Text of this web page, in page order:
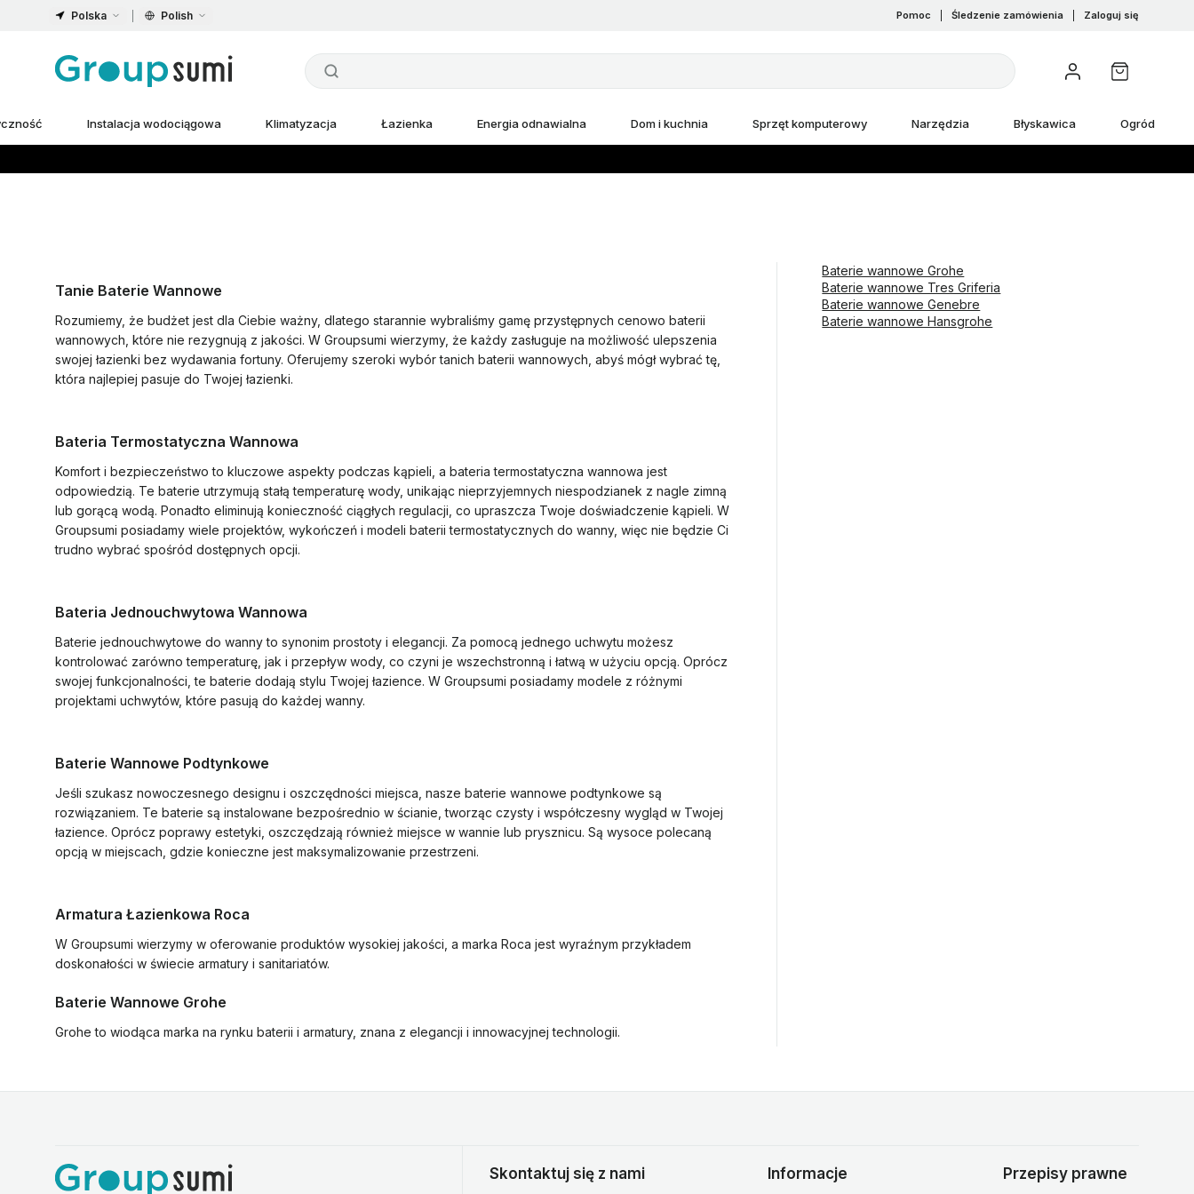
Polska Polish Pomoc Śledzenie zamówienia Zaloguj się
Instalacja wodociągowa Klimatyzacja Łazienka Energia odnawialna Dom i kuchnia Sprzęt komputerowy Narzędzia Błyskawica Ogród
Tanie Baterie Wannowe
Rozumiemy, że budżet jest dla Ciebie ważny, dlatego starannie wybraliśmy gamę przystępnych cenowo baterii
wannowych, które nie rezygnują z jakości. W Groupsumi wierzymy, że każdy zasługuje na możliwość ulepszenia
swojej łazienki bez wydawania fortuny. Oferujemy szeroki wybór tanich baterii wannowych, abyś mógł wybrać tę,
która najlepiej pasuje do Twojej łazienki.
Bateria Termostatyczna Wannowa
Komfort i bezpieczeństwo to kluczowe aspekty podczas kąpieli, a bateria termostatyczna wannowa jest
odpowiedzią. Te baterie utrzymują stałą temperaturę wody, unikając nieprzyjemnych niespodzianek z nagle zimną
lub gorącą wodą. Ponadto eliminują konieczność ciągłych regulacji, co upraszcza Twoje doświadczenie kąpieli. W
Groupsumi posiadamy wiele projektów, wykończeń i modeli baterii termostatycznych do wanny, więc nie będzie Ci
trudno wybrać spośród dostępnych opcji.
Bateria Jednouchwytowa Wannowa
Baterie jednouchwytowe do wanny to synonim prostoty i elegancji. Za pomocą jednego uchwytu możesz
kontrolować zarówno temperaturę, jak i przepływ wody, co czyni je wszechstronną i łatwą w użyciu opcją. Oprócz
swojej funkcjonalności, te baterie dodają stylu Twojej łazience. W Groupsumi posiadamy modele z różnymi
projektami uchwytów, które pasują do każdej wanny.
Baterie Wannowe Podtynkowe
Jeśli szukasz nowoczesnego designu i oszczędności miejsca, nasze baterie wannowe podtynkowe są
rozwiązaniem. Te baterie są instalowane bezpośrednio w ścianie, tworząc czysty i współczesny wygląd w Twojej
łazience. Oprócz poprawy estetyki, oszczędzają również miejsce w wannie lub prysznicu. Są wysoce polecaną
opcją w miejscach, gdzie konieczne jest maksymalizowanie przestrzeni.
Armatura Łazienkowa Roca
W Groupsumi wierzymy w oferowanie produktów wysokiej jakości, a marka Roca jest wyraźnym przykładem
doskonałości w świecie armatury i sanitariatów.
Baterie Wannowe Grohe
Grohe to wiodąca marka na rynku baterii i armatury, znana z elegancji i innowacyjnej technologii.
Baterie wannowe Grohe
Baterie wannowe Tres Griferia
Baterie wannowe Genebre
Baterie wannowe Hansgrohe
Skontaktuj się z nami Informacje Przepisy prawne